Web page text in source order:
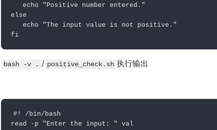
   echo "Positive number entered."
else
   echo "The input value is not positive."
fi
bash -v . / positive_check.sh 执行输出
# ! /bin/bash
read -p "Enter the input: " val